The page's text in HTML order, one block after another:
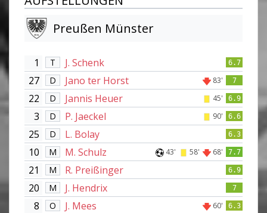
Preußen Münster
1 T J. Schenk 6.7
27 D Jano ter Horst 83' 7
22 D Jannis Heuer 45' 6.9
3 D P. Jaeckel 90' 6.6
25 D L. Bolay 6.3
10 M M. Schulz 43' 58' 68' 7.7
21 M R. Preißinger 6.9
20 M J. Hendrix 7
8 O J. Mees 60' 6.3